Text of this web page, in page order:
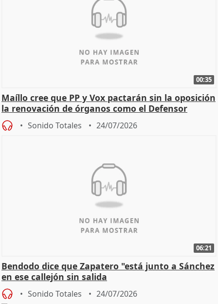
00:35
Maíllo cree que PP y Vox pactarán sin la oposición
la renovación de órganos como el Defensor
Sonido Totales 24/07/2026
06:21
Bendodo dice que Zapatero "está junto a Sánchez
en ese callejón sin salida
Sonido Totales 24/07/2026